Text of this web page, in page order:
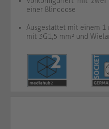
einer Blinddose
Ausgestattet mit einem 1
mit 3G1,5 mm² und